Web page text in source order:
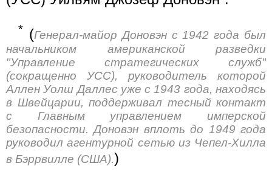
* (Генерал-майор Доновэн с 1942 года был
начальником американской разведки
"Управление стратегических служб"
(сокращенно УСС), руководитель которой
Аллен Уолш Даллес уже с 1943 года, находясь
в Швейцарии, поддерживал тесный контакт
с Главным управлением имперской
безопасности. Доновэн вплоть до 1949 года
руководил агентурной сетью из Чепел-Хилла
в Бэррвилле (США).)